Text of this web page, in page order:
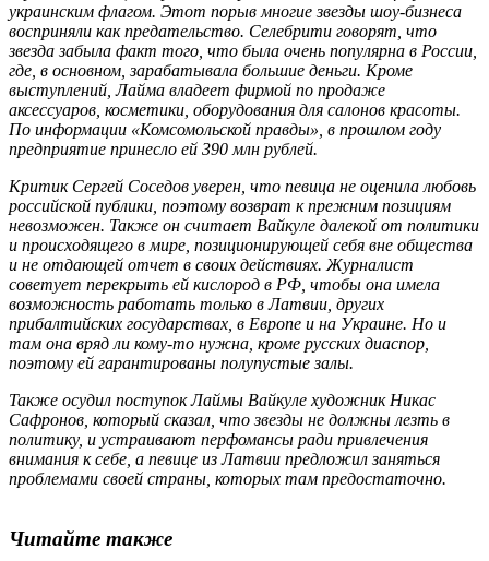
украинским флагом. Этот порыв многие звезды шоу-бизнеса
восприняли как предательство. Селебрити говорят, что
звезда забыла факт того, что была очень популярна в России,
где, в основном, зарабатывала большие деньги. Кроме
выступлений, Лайма владеет фирмой по продаже
аксессуаров, косметики, оборудования для салонов красоты.
По информации «Комсомольской правды», в прошлом году
предприятие принесло ей 390 млн рублей.
Критик Сергей Соседов уверен, что певица не оценила любовь
российской публики, поэтому возврат к прежним позициям
невозможен. Также он считает Вайкуле далекой от политики
и происходящего в мире, позиционирующей себя вне общества
и не отдающей отчет в своих действиях. Журналист
советует перекрыть ей кислород в РФ, чтобы она имела
возможность работать только в Латвии, других
прибалтийских государствах, в Европе и на Украине. Но и
там она вряд ли кому-то нужна, кроме русских диаспор,
поэтому ей гарантированы полупустые залы.
Также осудил поступок Лаймы Вайкуле художник Никас
Сафронов, который сказал, что звезды не должны лезть в
политику, и устраивают перфомансы ради привлечения
внимания к себе, а певице из Латвии предложил заняться
проблемами своей страны, которых там предостаточно.
Читайте также